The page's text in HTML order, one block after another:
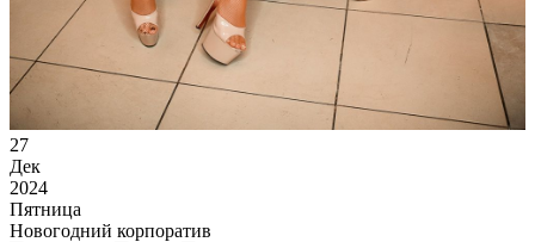
27
Дек
2024
Пятница
Новогодний корпоратив